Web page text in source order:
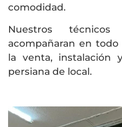
comodidad.
Nuestros
acompañaran en
la venta, instalación
persiana de local.